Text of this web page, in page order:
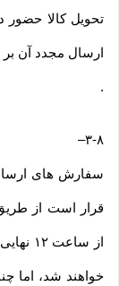
تحویل کالا حضور
ارسال مجدد آن
.
۳-۸–
سفارش های
قرار است از
از
خواهند شد، اما